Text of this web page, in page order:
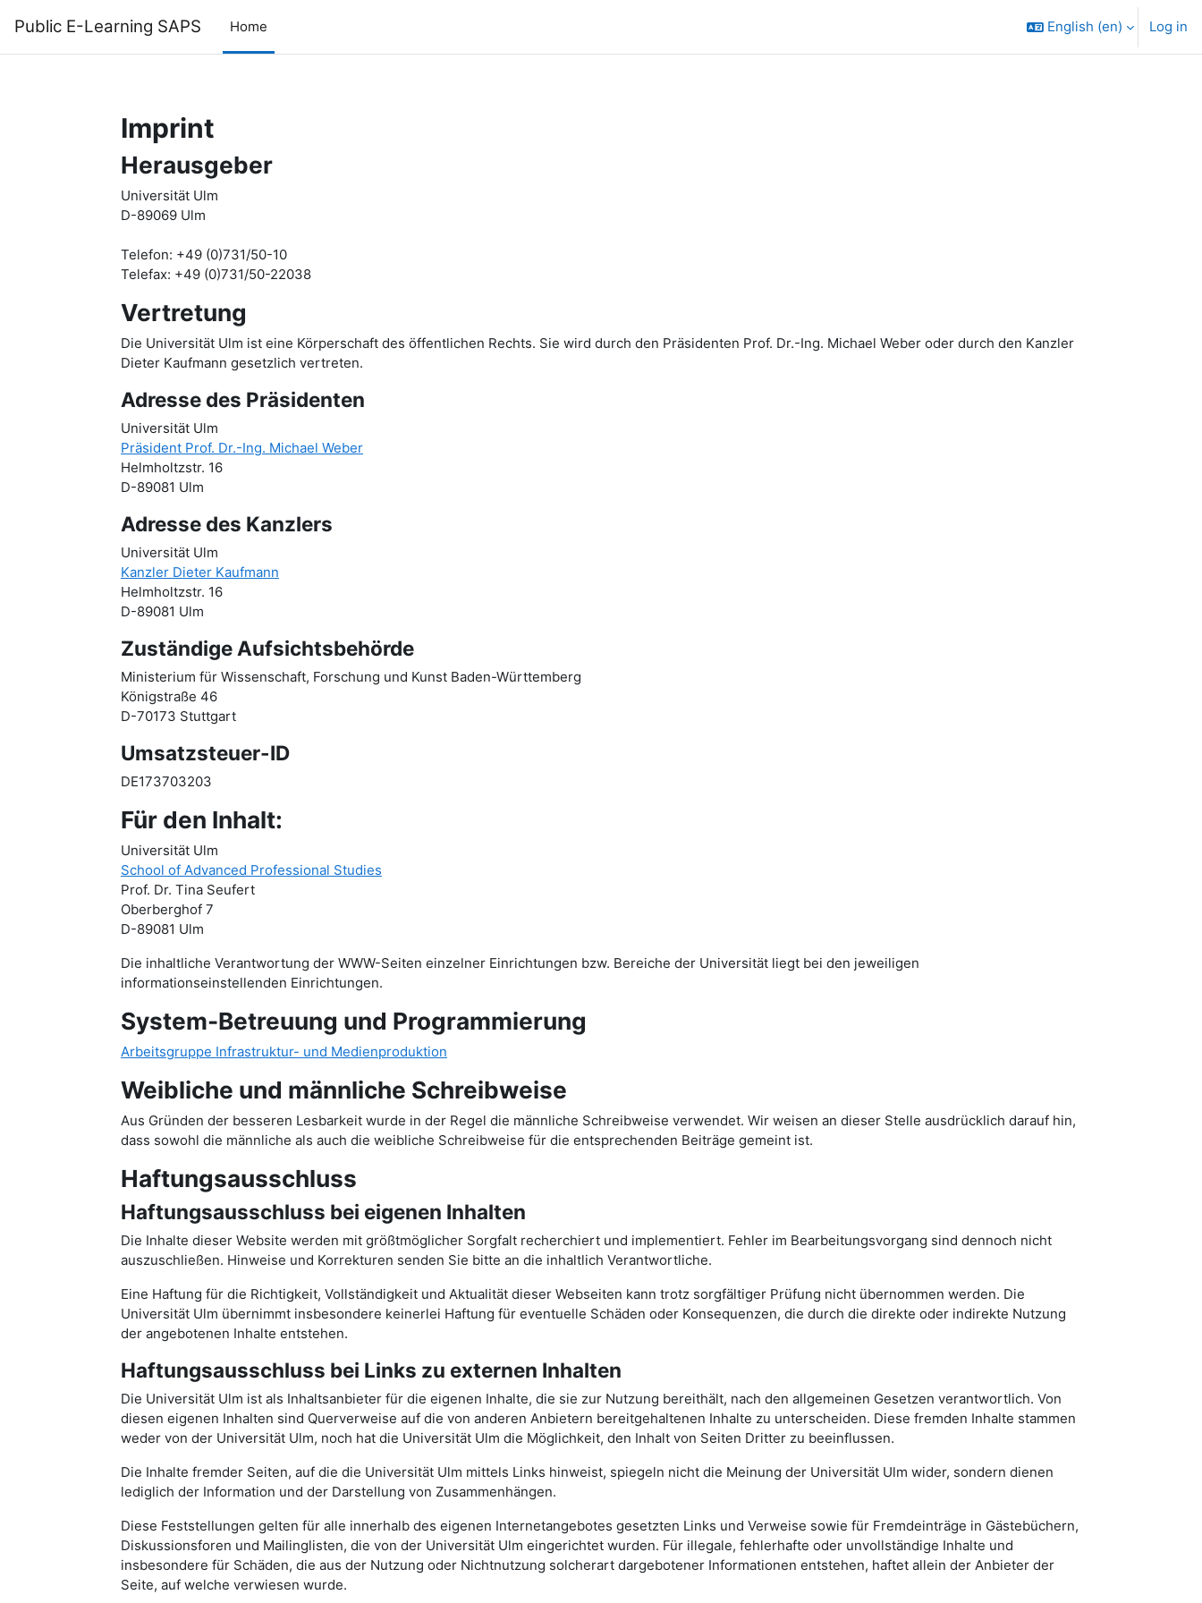
Public E-Learning SAPS Home English ‎(en)‎ Log in
Imprint
Herausgeber
Universität Ulm
D-89069 Ulm
Telefon: +49 (0)731/50-10
Telefax: +49 (0)731/50-22038
Vertretung
Die Universität Ulm ist eine Körperschaft des öffentlichen Rechts. Sie wird durch den Präsidenten Prof. Dr.-Ing. Michael Weber oder durch den Kanzler
Dieter Kaufmann gesetzlich vertreten.
Adresse des Präsidenten
Universität Ulm
Präsident Prof. Dr.-Ing. Michael Weber
Helmholtzstr. 16
D-89081 Ulm
Adresse des Kanzlers
Universität Ulm
Kanzler Dieter Kaufmann
Helmholtzstr. 16
D-89081 Ulm
Zuständige Aufsichtsbehörde
Ministerium für Wissenschaft, Forschung und Kunst Baden-Württemberg
Königstraße 46
D-70173 Stuttgart
Umsatzsteuer-ID
DE173703203
Für den Inhalt:
Universität Ulm
School of Advanced Professional Studies
Prof. Dr. Tina Seufert
Oberberghof 7
D-89081 Ulm
Die inhaltliche Verantwortung der WWW-Seiten einzelner Einrichtungen bzw. Bereiche der Universität liegt bei den jeweiligen
informationseinstellenden Einrichtungen.
System-Betreuung und Programmierung
Arbeitsgruppe Infrastruktur- und Medienproduktion
Weibliche und männliche Schreibweise
Aus Gründen der besseren Lesbarkeit wurde in der Regel die männliche Schreibweise verwendet. Wir weisen an dieser Stelle ausdrücklich darauf hin,
dass sowohl die männliche als auch die weibliche Schreibweise für die entsprechenden Beiträge gemeint ist.
Haftungsausschluss
Haftungsausschluss bei eigenen Inhalten
Die Inhalte dieser Website werden mit größtmöglicher Sorgfalt recherchiert und implementiert. Fehler im Bearbeitungsvorgang sind dennoch nicht
auszuschließen. Hinweise und Korrekturen senden Sie bitte an die inhaltlich Verantwortliche.
Eine Haftung für die Richtigkeit, Vollständigkeit und Aktualität dieser Webseiten kann trotz sorgfältiger Prüfung nicht übernommen werden. Die
Universität Ulm übernimmt insbesondere keinerlei Haftung für eventuelle Schäden oder Konsequenzen, die durch die direkte oder indirekte Nutzung
der angebotenen Inhalte entstehen.
Haftungsausschluss bei Links zu externen Inhalten
Die Universität Ulm ist als Inhaltsanbieter für die eigenen Inhalte, die sie zur Nutzung bereithält, nach den allgemeinen Gesetzen verantwortlich. Von
diesen eigenen Inhalten sind Querverweise auf die von anderen Anbietern bereitgehaltenen Inhalte zu unterscheiden. Diese fremden Inhalte stammen
weder von der Universität Ulm, noch hat die Universität Ulm die Möglichkeit, den Inhalt von Seiten Dritter zu beeinflussen.
Die Inhalte fremder Seiten, auf die die Universität Ulm mittels Links hinweist, spiegeln nicht die Meinung der Universität Ulm wider, sondern dienen
lediglich der Information und der Darstellung von Zusammenhängen.
Diese Feststellungen gelten für alle innerhalb des eigenen Internetangebotes gesetzten Links und Verweise sowie für Fremdeinträge in Gästebüchern,
Diskussionsforen und Mailinglisten, die von der Universität Ulm eingerichtet wurden. Für illegale, fehlerhafte oder unvollständige Inhalte und
insbesondere für Schäden, die aus der Nutzung oder Nichtnutzung solcherart dargebotener Informationen entstehen, haftet allein der Anbieter der
Seite, auf welche verwiesen wurde.